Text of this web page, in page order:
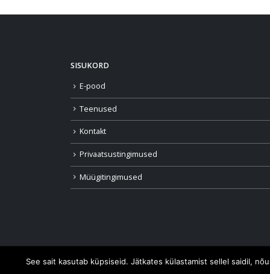
SISUKORD
E-pood
Teenused
Kontakt
Privaatsustingimused
Müügitingimused
See sait kasutab küpsiseid. Jätkates külastamist sellel saidil,